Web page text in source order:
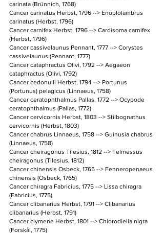
carinata (Brünnich, 1768)
Cancer carinatus Herbst, 1796 --> Enoplolambrus
carinatus (Herbst, 1796)
Cancer carnifex Herbst, 1796 --> Cardisoma carnifex
(Herbst, 1796)
Cancer cassivelaunus Pennant, 1777 --> Corystes
cassivelaunus (Pennant, 1777)
Cancer cataphractus Olivi, 1792 --> Aegaeon
cataphractus (Olivi, 1792)
Cancer cedonulli Herbst, 1794 --> Portunus
(Portunus) pelagicus (Linnaeus, 1758)
Cancer ceratophthalmus Pallas, 1772 --> Ocypode
ceratophthalmus (Pallas, 1772)
Cancer cervicornis Herbst, 1803 --> Stilbognathus
cervicornis (Herbst, 1803)
Cancer chabrus Linnaeus, 1758 --> Guinusia chabrus
(Linnaeus, 1758)
Cancer cheiragonus Tilesius, 1812 --> Telmessus
cheiragonus (Tilesius, 1812)
Cancer chinensis Osbeck, 1765 --> Fenneropenaeus
chinensis (Osbeck, 1765)
Cancer chiragra Fabricius, 1775 --> Lissa chiragra
(Fabricius, 1775)
Cancer clibanarius Herbst, 1791 --> Clibanarius
clibanarius (Herbst, 1791)
Cancer clymene Herbst, 1801 --> Chlorodiella nigra
(Forskål, 1775)